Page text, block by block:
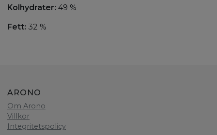
Kolhydrater: 49 %
Fett: 32 %
ARONO
Om Arono
Villkor
Integritetspolicy